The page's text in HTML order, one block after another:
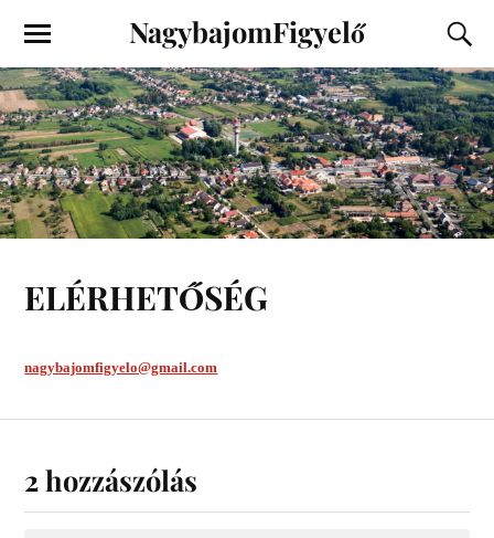
NagybajomFigyelő
ELÉRHETŐSÉG
nagybajomfigyelo@gmail.com
2 hozzászólás